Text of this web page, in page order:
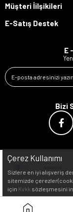
Müşteri İilşikileri
E-Satış Destek
E
Bizi
Çerez Kullanımı
Sizlere en iyi alışveriş
sitemizde
için Kvkk sözleşmesini